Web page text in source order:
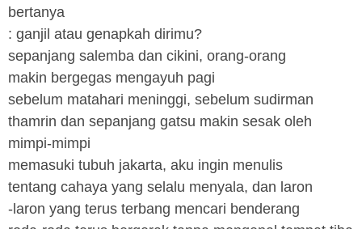
bertanya
: ganjil atau genapkah dirimu?
sepanjang salemba dan cikini, orang-orang
makin bergegas mengayuh pagi
sebelum matahari meninggi, sebelum sudirman
thamrin dan sepanjang gatsu makin sesak oleh
mimpi-mimpi
memasuki tubuh jakarta, aku ingin menulis
tentang cahaya yang selalu menyala, dan laron
-laron yang terus terbang mencari benderang